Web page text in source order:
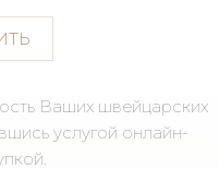
Ваших швейцарских
услугой онлайн-